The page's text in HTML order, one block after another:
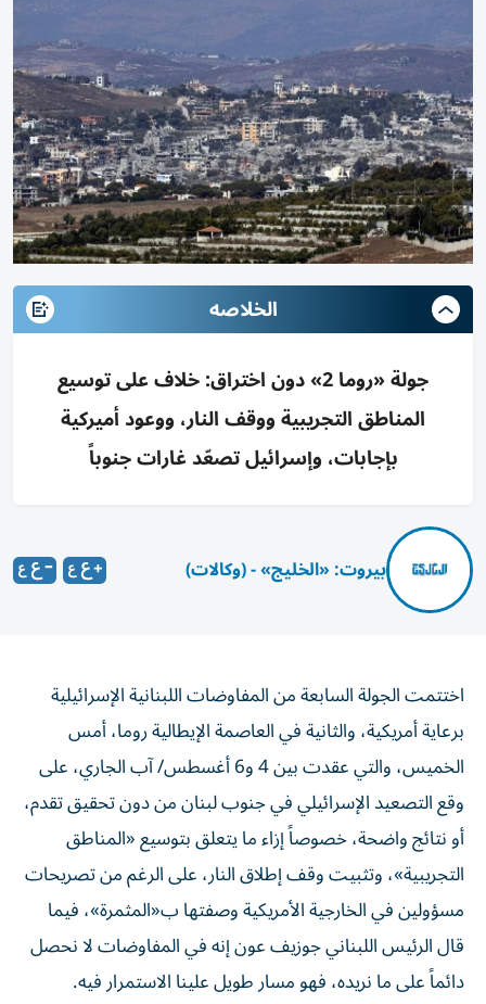
الخلاصه
جولة «روما 2» دون اختراق: خلاف على توسيع
المناطق التجريبية ووقف النار، ووعود أميركية
بإجابات، وإسرائيل تصعّد غارات جنوباً
بيروت: «الخليج» - (وكالات)
برعاية أمريكية، والثانية في العاصمة الإيطالية روما، أمس
الخميس، والتي عقدت بين 4 و6 أغسطس/ آب الجاري، على
وقع التصعيد الإسرائيلي في جنوب لبنان من دون تحقيق تقدم،
أو نتائج واضحة، خصوصاً إزاء ما يتعلق بتوسيع «المناطق
التجريبية»، وتثبيت وقف إطلاق النار، على الرغم من تصريحات
مسؤولين في الخارجية الأمريكية وصفتها ب«المثمرة»، فيما
قال الرئيس اللبناني جوزيف عون إنه في المفاوضات لا نحصل
دائماً على ما نريده، فهو مسار طويل علينا الاستمرار فيه.